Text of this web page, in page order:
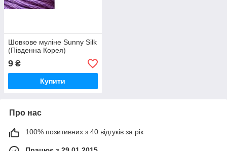
Шовкове муліне Sunny Silk
(Південна Корея)
9 ₴
Купити
Про нас
100% позитивних з 40 відгуків за рік